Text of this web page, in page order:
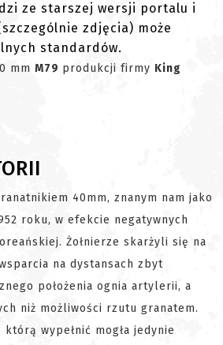
ze starszej wersji portalu i
zdjęcia) może
standardów.
mm M79 produkcji firmy King
40mm, znanym nam jako
roku, w efekcie negatywnych
Żołnierze skarżyli się na
na dystansach zbyt
położenia ognia artylerii, a
niż możliwości rzutu granatem.
którą wypełnić mogła jedynie